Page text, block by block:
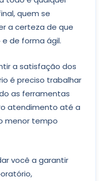
quem se
a certeza de que
de forma ágil.
a satisfação dos
é preciso trabalhar
as ferramentas
atendimento até a
menor tempo
você a garantir